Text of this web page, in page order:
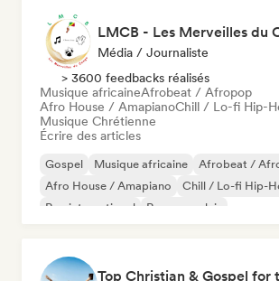
LMCB - Les Merveilles
Média / Journaliste
> 3600 feedbacks réalisés
Musique africaineAfrobeat / Afropop
Afro House / AmapianoChill / Lo-fi Hip-
Musique Chrétienne
Écrire des articles
Gospel Musique africaine
Afrobeat /
Afro House / Amapiano
Chill / Lo-fi Hip-
Rap international
Rap en anglais
Top Christian & Gospel for